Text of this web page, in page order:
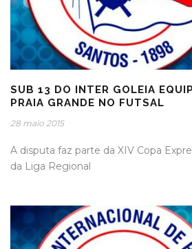
SUB 13 DO INTER GOLEIA
PRAIA GRANDE NO FUTSAL
28 maio 2015
A disputa faz parte da XIV Copa
da Liga Regional